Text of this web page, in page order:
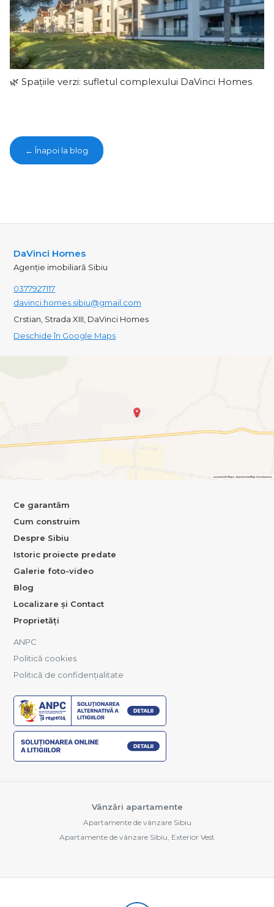
🌿 Spațiile verzi: sufletul complexului DaVinci Homes
← Înapoi la blog
DaVinci Homes
Agenție imobiliară Sibiu
0377927117
davinci.homes.sibiu@gmail.com
Crstian, Strada XIII, DaVinci Homes
Deschide în Google Maps
Ce garantăm
Cum construim
Despre Sibiu
Istoric proiecte predate
Galerie foto-video
Blog
Localizare și Contact
Proprietăți
ANPC
Politică cookies
Politică de confidențialitate
Vânzări apartamente
Apartamente de vânzare Sibiu
Apartamente de vânzare Sibiu, Exterior Vest